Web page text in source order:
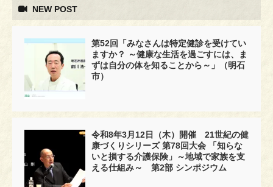
NEW POST
第52回「みなさんは特定健診を受けてい
ますか？ ～健康な生活を過ごすには、ま
ずは自分の体を知ることから～」（明石
市）
令和8年3月12日（木）開催 21世紀の健
康づくりシリーズ 第78回大会 「知らな
いと損する介護保険」～地域で家族を支
える仕組み～ 第2部 シンポジウム